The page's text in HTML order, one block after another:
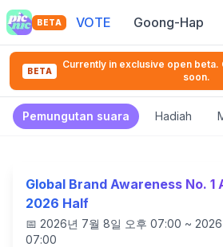
BETA VOTE Goong-Hap
BETA
Currently in exclusive open
soon.
Pemungutan suara Hadiah
Global Brand Awareness No.
2026 Half
📅 2026년 7월 8일 오후 07:00 ~
07:00